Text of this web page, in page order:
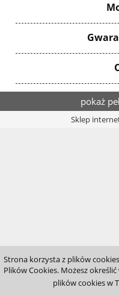
Strona korzysta z plików
Plików Cookies. Możesz
plików cookies w
pokaż
Sklep